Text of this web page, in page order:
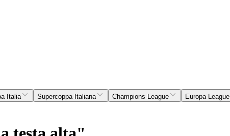
Italia Supercoppa Italiana Champions League Europa League